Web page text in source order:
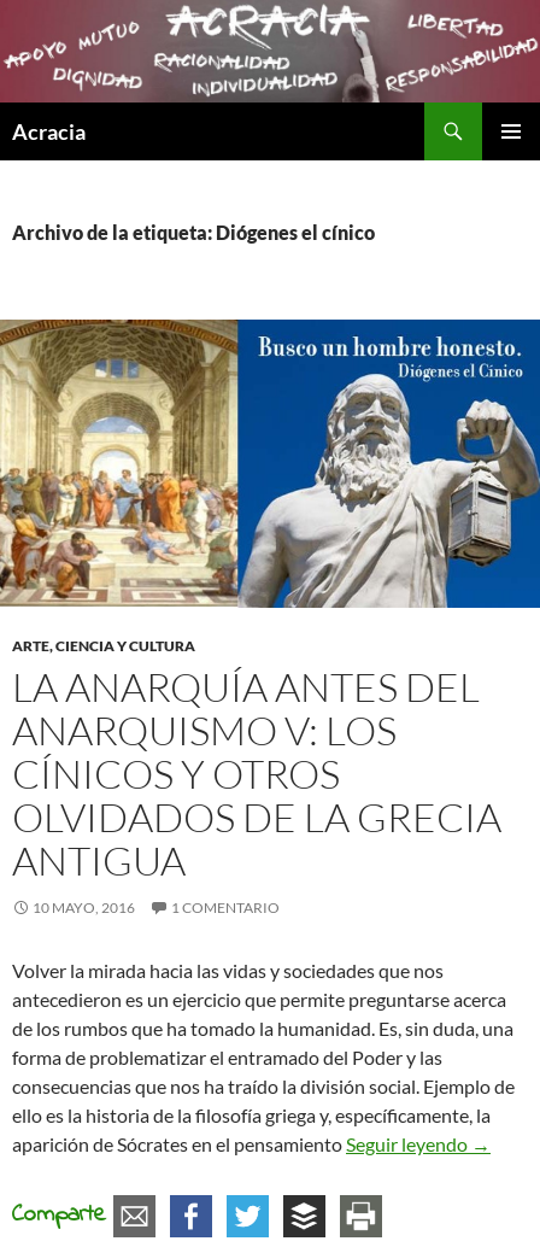
Acracia
Archivo de la etiqueta: Diógenes el cínico
ARTE, CIENCIA Y CULTURA
LA ANARQUÍA ANTES DEL
ANARQUISMO V: LOS
CÍNICOS Y OTROS
OLVIDADOS DE LA GRECIA
ANTIGUA
10 MAYO, 2016 1 COMENTARIO
Volver la mirada hacia las vidas y sociedades que nos
antecedieron es un ejercicio que permite preguntarse acerca
de los rumbos que ha tomado la humanidad. Es, sin duda, una
forma de problematizar el entramado del Poder y las
consecuencias que nos ha traído la división social. Ejemplo de
ello es la historia de la filosofía griega y, específicamente, la
aparición de Sócrates en el pensamientoSeguir leyendo La
→
Comparte